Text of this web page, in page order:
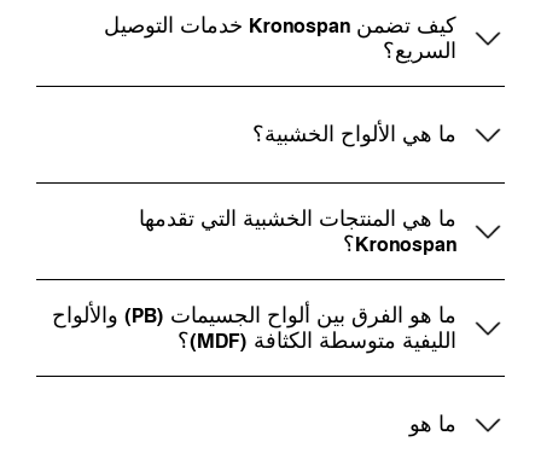
كيف تضمن Kronospan خدمات التوصيل
السريع؟
ما هي الألواح الخشبية؟
ما هي المنتجات الخشبية التي تقدمها
Kronospan؟
ما هو الفرق بين ألواح الجسيمات (PB) والألواح
الليفية متوسطة الكثافة (MDF)؟
ما هو